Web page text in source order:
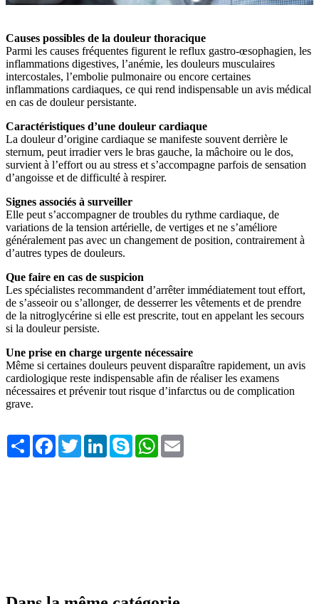
Causes possibles de la douleur thoracique
Parmi les causes fréquentes figurent le reflux gastro-œsophagien, les
inflammations digestives, l’anémie, les douleurs musculaires
intercostales, l’embolie pulmonaire ou encore certaines
inflammations cardiaques, ce qui rend indispensable un avis médical
en cas de douleur persistante.
Caractéristiques d’une douleur cardiaque
La douleur d’origine cardiaque se manifeste souvent derrière le
sternum, peut irradier vers le bras gauche, la mâchoire ou le dos,
survient à l’effort ou au stress et s’accompagne parfois de sensation
d’angoisse et de difficulté à respirer.
Signes associés à surveiller
Elle peut s’accompagner de troubles du rythme cardiaque, de
variations de la tension artérielle, de vertiges et ne s’améliore
généralement pas avec un changement de position, contrairement à
d’autres types de douleurs.
Que faire en cas de suspicion
Les spécialistes recommandent d’arrêter immédiatement tout effort,
de s’asseoir ou s’allonger, de desserrer les vêtements et de prendre
de la nitroglycérine si elle est prescrite, tout en appelant les secours
si la douleur persiste.
Une prise en charge urgente nécessaire
Même si certaines douleurs peuvent disparaître rapidement, un avis
cardiologique reste indispensable afin de réaliser les examens
nécessaires et prévenir tout risque d’infarctus ou de complication
grave.
Share FacebookTwitterLinkedInSkype WhatsApp